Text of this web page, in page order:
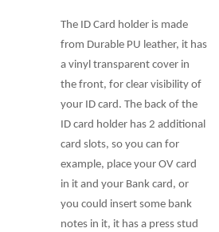
The ID Card holder is made
from Durable PU leather, it has
a vinyl transparent cover in
the front, for clear visibility of
your ID card. The back of the
ID card holder has 2 additional
card slots, so you can for
example, place your OV card
in it and your Bank card, or
you could insert some bank
notes in it, it has a press stud